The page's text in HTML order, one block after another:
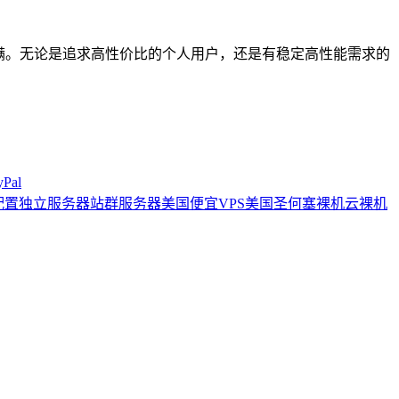
无论是追求高性价比的个人用户，还是有稳定高性能需求的
置独立服务器站群服务器美国便宜VPS美国圣何塞裸机云裸机